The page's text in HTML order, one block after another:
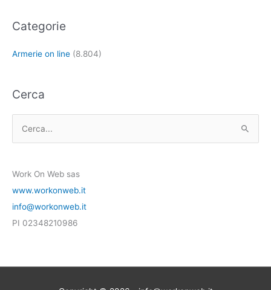
Categorie
Armerie on line (8.804)
Cerca
c
a
:
Work On Web sas
www.workonweb.it
info@workonweb.it
PI 02348210986